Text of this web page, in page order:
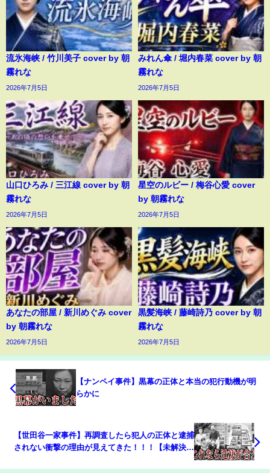
流氷海峡 / 竹川美子 cover by 朝
霧れな
2026年7月5日
みれん傘 / 堀内春菜 cover by 朝
霧れな
2026年7月5日
山口ひろみ / 三江線 cover by 朝
霧れな
2026年7月5日
星空のルビー / 梅谷心愛 cover
by 朝霧れな
2026年7月5日
あなたの部屋 / 新川めぐみ cover
by 朝霧れな
2026年7月5日
黒髪海峡 / 藤崎詩乃 cover by 朝
霧れな
2026年7月5日
【ナンペイ事件】黒幕の正体と本当の犯行動機が明
らかに
【世田谷一家事件】再調査したら犯人の正体と逮捕
されない衝撃の理由が見えてきた！！！【未解決事